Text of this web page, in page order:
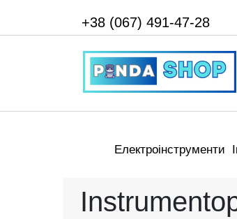
+38 (067) 491-47-28
Електроінструменти